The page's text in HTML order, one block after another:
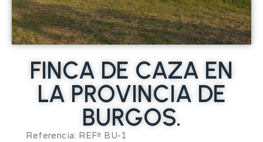
FINCA DE CAZA EN
LA PROVINCIA DE
BURGOS.
Referencia: REFª BU-1